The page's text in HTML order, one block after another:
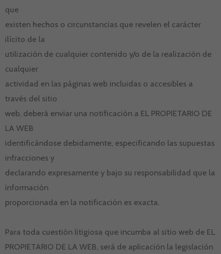
que
existen hechos o circunstancias que revelen el carácter
ilícito de la
utilización de cualquier contenido y/o de la realización de
cualquier
actividad en las páginas web incluidas o accesibles a
través del sitio
web, deberá enviar una notificación a EL PROPIETARIO DE
LA WEB
identificándose debidamente, especificando las supuestas
infracciones y
declarando expresamente y bajo su responsabilidad que la
información
proporcionada en la notificación es exacta.
Para toda cuestión litigiosa que incumba al sitio web de EL
PROPIETARIO DE LA WEB, será de aplicación la legislación